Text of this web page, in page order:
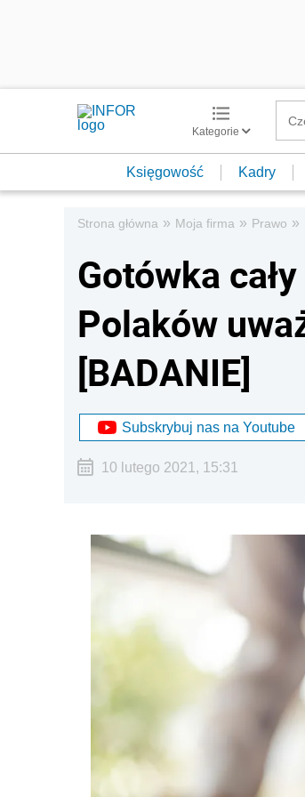
Kategorie
Księgowość Kadry
Strona główna » Moja firma » Prawo »
Gotówka
Polaków
[BADANIE]
Subskrybuj nas na Youtube
10 lutego 2021, 15:31